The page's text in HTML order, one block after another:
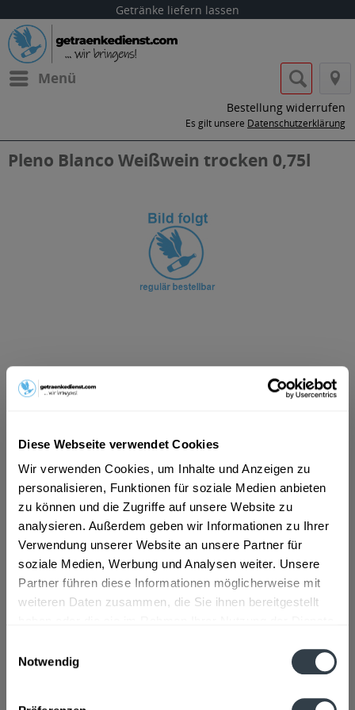
Diese Webseite verwendet Cookies
Wir verwenden Cookies, um Inhalte und Anzeigen zu
personalisieren, Funktionen für soziale Medien anbieten
zu können und die Zugriffe auf unsere Website zu
analysieren. Außerdem geben wir Informationen zu Ihrer
Verwendung unserer Website an unsere Partner für
soziale Medien, Werbung und Analysen weiter. Unsere
Partner führen diese Informationen möglicherweise mit
weiteren Daten zusammen, die Sie ihnen bereitgestellt
Notwendig
Getränke liefern lassen
Menü
Bestellung widerrufen
Es gilt unsere Datenschutzerklärung
Pleno Blanco Weißwein trocken 0,75l
ab 4,19 € *
Vorrätig
In denWarenkorb
Artikel-Nr.:
31415
Verfügbar in:
Beschreibung
mehr
Flaschengröße: